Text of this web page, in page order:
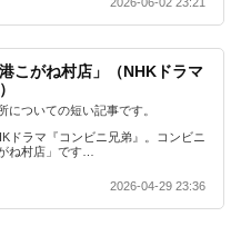
こがね村店」（NHKドラマ
についての短い記事です。
ドラマ『コンビニ兄弟』。コンビニ
ね村店」です…
2026-04-29 23:36